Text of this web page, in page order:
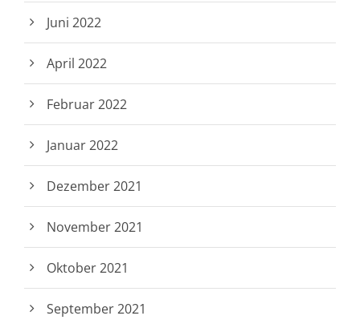
Juni 2022
April 2022
Februar 2022
Januar 2022
Dezember 2021
November 2021
Oktober 2021
September 2021